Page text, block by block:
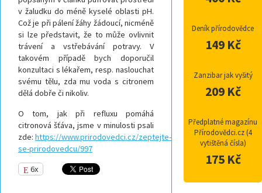
v žaludku do méně kyselé oblasti pH.
Což je při pálení žáhy žádoucí, nicméně
si lze představit, že to může ovlivnit
trávení a vstřebávání potravy. V
takovém případě bych doporučil
konzultaci s lékařem, resp. naslouchat
svému tělu, zda mu voda s citronem
dělá dobře či nikoliv.
O tom, jak při refluxu pomáhá
citronová šťáva, jsme v minulosti psali
zde: https://www.prirodovedci.cz/zeptejte-
se-prirodovedcu/997
6x
Deník přírodovědce
149 Kč
Zanzibar jak vyšitý
209 Kč
Předplatné magazínu
Přírodovědci.cz (4
vytištěná čísla)
175 Kč